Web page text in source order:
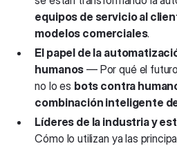
equipos de servicio al
modelos comerciales.
El papel de la
humanos — Por qué el
no lo es bots contra
combinación inteligente
Líderes de la industria y
Cómo lo utilizan ya las